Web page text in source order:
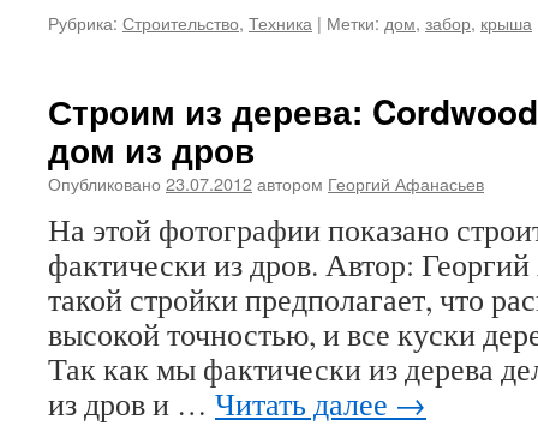
Рубрика: Строительство, Техника | Метки: дом, забор, крыша
Строим из дерева:
дом из дров
Опубликовано 23.07.2012автором Георгий Афанасьев
На этой фотографии показано
фактически из дров. Автор:
такой стройки предполагает, что
высокой точностью, и все куски
Так как мы фактически из дерева
из дров и … Читать далее →